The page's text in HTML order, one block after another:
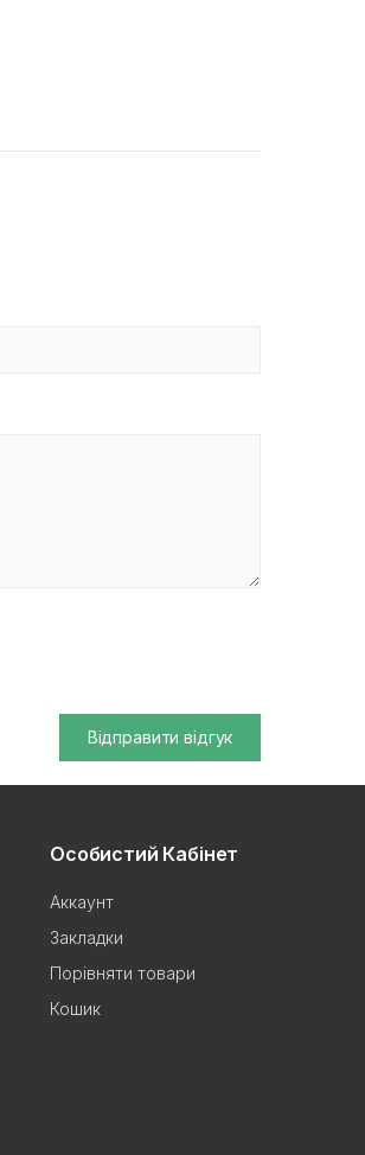
Відправити відгук
Особистий Кабінет
Аккаунт
Закладки
Порівняти товари
Кошик